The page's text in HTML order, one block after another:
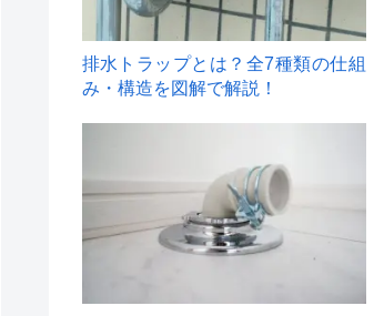
排水トラップとは？全7種類の仕組
み・構造を図解で解説！